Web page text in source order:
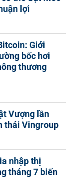
lợi
Giới
bốc hơi
thương
Vượng lần
thái Vingroup
nhập thị
tháng 7 biến